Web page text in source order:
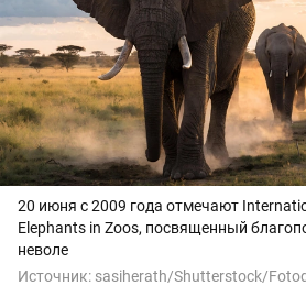
20 июня с 2009 года отмечают
Elephants in Zoos, посвященный
неволе
Источник: sasiherath/Shutterstock/